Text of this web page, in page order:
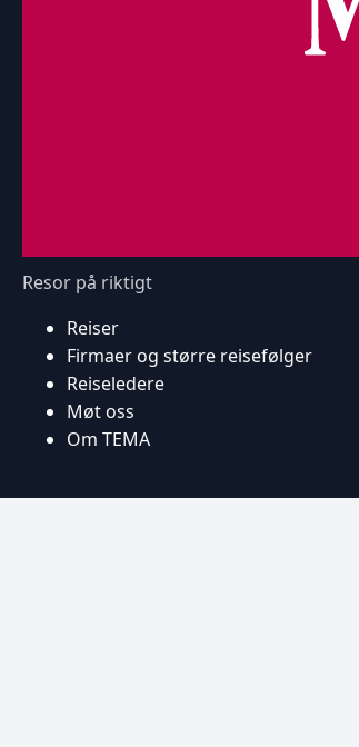
Resor på riktigt
Reiser
Firmaer og større reisefølger
Reiseledere
Møt oss
Om TEMA